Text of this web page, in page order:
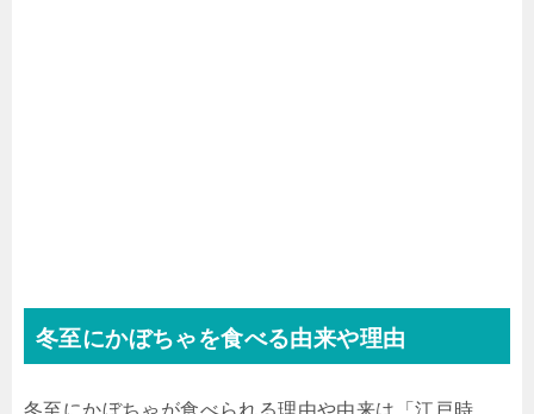
冬至にかぼちゃを食べる由来や理由
冬至にかぼちゃが食べられる理由や由来は「江戸時